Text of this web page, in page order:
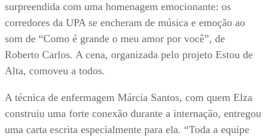
surpreendida com uma homenagem emocionante: os
corredores da UPA se encheram de música e emoção ao
som de “Como é grande o meu amor por você”, de
Roberto Carlos. A cena, organizada pelo projeto Estou de
Alta, comoveu a todos.
A técnica de enfermagem Márcia Santos, com quem Elza
construiu uma forte conexão durante a internação, entregou
uma carta escrita especialmente para ela. “Toda a equipe